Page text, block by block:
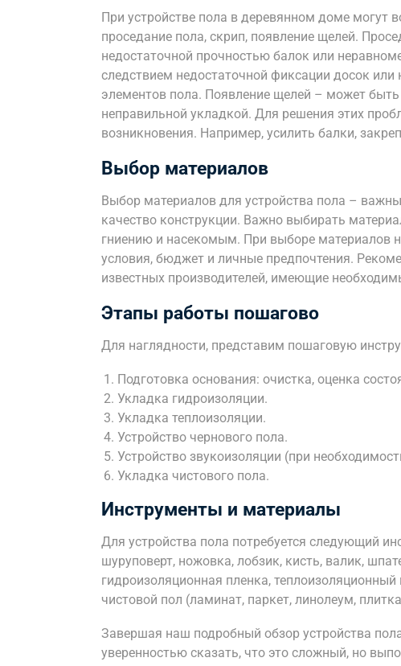
При устройстве пола в деревянном доме могут
проседание пола, скрип, появление щелей.
недостаточной прочностью балок или
следствием недостаточной фиксации досок или
элементов пола. Появление щелей – может
неправильной укладкой. Для решения этих
возникновения. Например, усилить балки,
Выбор материалов
Выбор материалов для устройства пола –
качество конструкции. Важно выбирать
гниению и насекомым. При выборе материалов
условия, бюджет и личные предпочтения.
известных производителей, имеющие
Этапы работы пошагово
Для наглядности, представим пошаговую
Подготовка основания: очистка, оценка
Укладка гидроизоляции.
Укладка теплоизоляции.
Устройство чернового пола.
Устройство звукоизоляции (при
Укладка чистового пола.
Инструменты и материалы
Для устройства пола потребуется следующий
шуруповерт, ножовка, лобзик, кисть, валик,
гидроизоляционная пленка,
чистовой пол (ламинат, паркет, линолеум,
Завершая наш подробный обзор устройства
уверенностью сказать, что это сложный, но